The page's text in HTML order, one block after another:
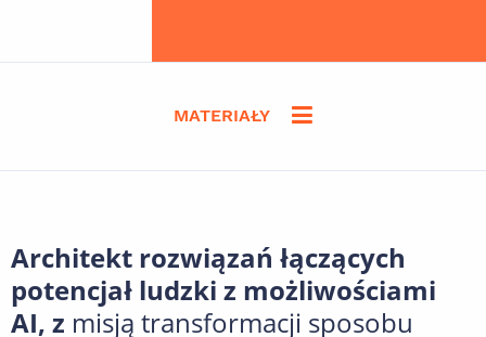
MATERIAŁY
Architekt rozwiązań łączących
potencjał ludzki z możliwościami
AI, z misją transformacji sposobu